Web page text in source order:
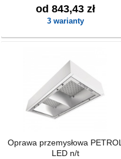
od 843,43 zł
3 warianty
Oprawa przemysłowa PETROL
LED n/t